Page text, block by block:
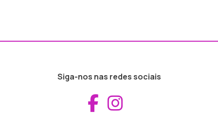
Siga-nos nas redes sociais
Aceder ao